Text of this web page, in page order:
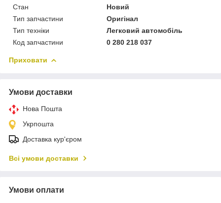
Стан
Новий
Тип запчастини
Оригінал
Тип техніки
Легковий автомобіль
Код запчастини
0 280 218 037
Приховати
Умови доставки
Нова Пошта
Укрпошта
Доставка кур'єром
Всі умови доставки
Умови оплати